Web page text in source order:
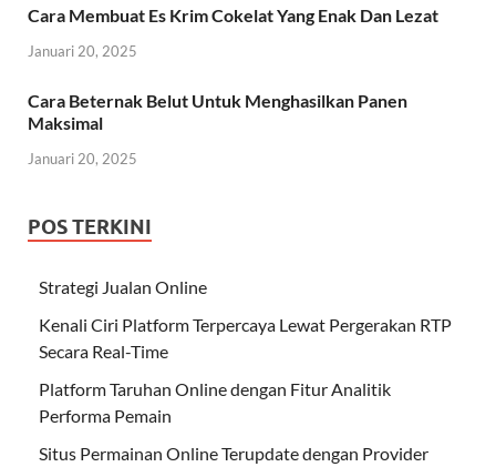
Cara Membuat Es Krim Cokelat Yang Enak Dan Lezat
Januari 20, 2025
Cara Beternak Belut Untuk Menghasilkan Panen
Maksimal
Januari 20, 2025
POS TERKINI
Strategi Jualan Online
Kenali Ciri Platform Terpercaya Lewat Pergerakan RTP
Secara Real-Time
Platform Taruhan Online dengan Fitur Analitik
Performa Pemain
Situs Permainan Online Terupdate dengan Provider